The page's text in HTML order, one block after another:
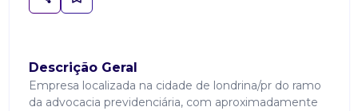
Descrição Geral
Empresa localizada na cidade de londrina/pr do ramo
da advocacia previdenciária, com aproximadamente